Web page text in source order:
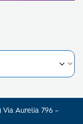
Via Aurelia 796 –